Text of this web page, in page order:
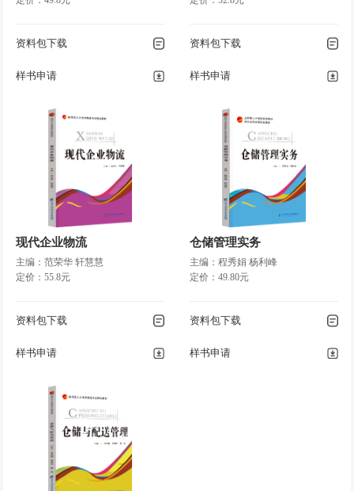
资料包下载
样书申请
资料包下载
样书申请
现代企业物流
主编：范荣华 轩慧慧
定价：55.8元
资料包下载
样书申请
仓储管理实务
主编：程秀娟 杨利峰
定价：49.80元
资料包下载
样书申请